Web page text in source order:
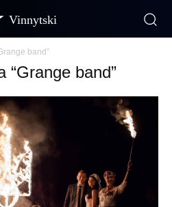
Vinnytski
band”
“Grange band”